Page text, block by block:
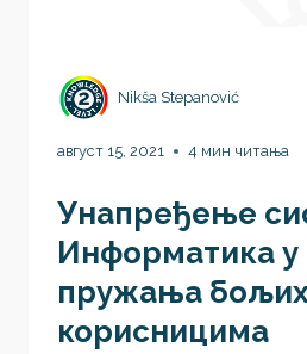
Nikša Stepanović
август 15, 2021 4 мин читања
Унапређење
Информатика
пружања бољих
корисницима